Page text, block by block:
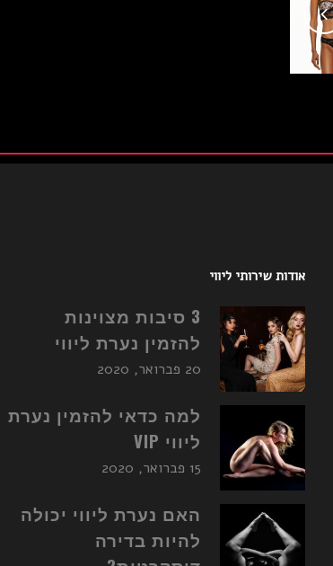
אודות שירותי ליווי
3 סיבות מצוינות
להזמין נערת ליווי
20 פברואר, 2020
למה כדאי להזמין נערת
ליווי VIP
15 פברואר, 2020
האם נערת ליווי יכולה
להיות בדירה